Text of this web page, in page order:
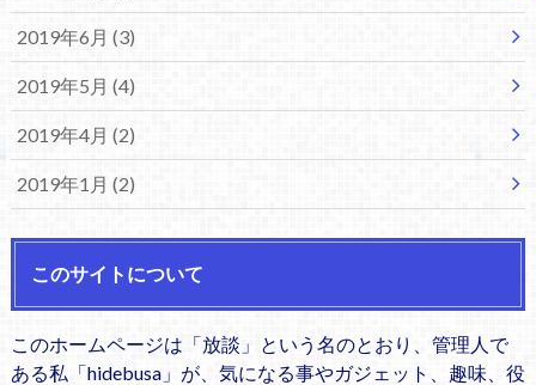
2019年6月 (3)
2019年5月 (4)
2019年4月 (2)
2019年1月 (2)
このサイトについて
このホームページは「放談」という名のとおり、管理人で
ある私「hidebusa」が、気になる事やガジェット、趣味、役